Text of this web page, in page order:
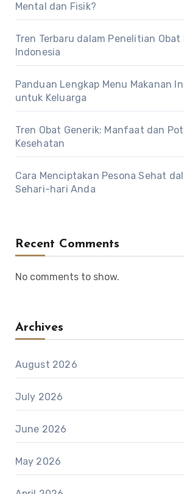
Mental dan Fisik?
Tren Terbaru dalam Penelitian Obat
Indonesia
Panduan Lengkap Menu Makanan
untuk Keluarga
Tren Obat Generik: Manfaat dan
Kesehatan
Cara Menciptakan Pesona Sehat
Sehari-hari Anda
Recent Comments
No comments to show.
Archives
August 2026
July 2026
June 2026
May 2026